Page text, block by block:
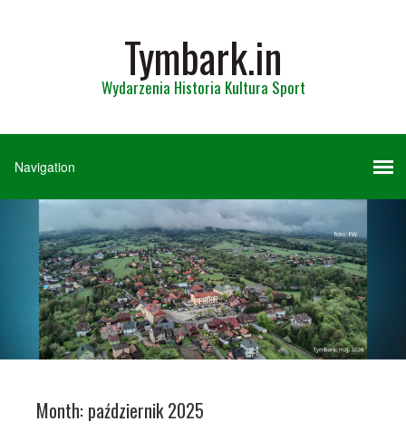
Tymbark.in
Wydarzenia Historia Kultura Sport
Month: październik 2025